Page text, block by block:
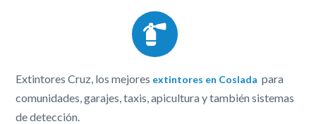
Extintores Cruz, los mejores extintores en Coslada para
comunidades, garajes, taxis, apicultura y también sistemas
de detección.